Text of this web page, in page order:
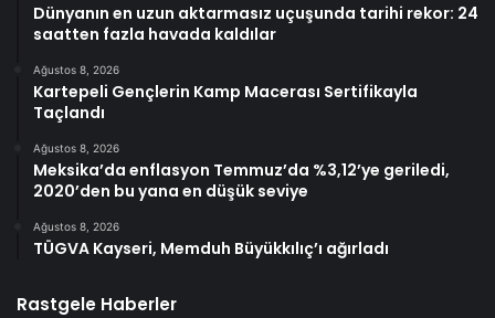
Dünyanın en uzun aktarmasız uçuşunda tarihi rekor: 24
saatten fazla havada kaldılar
Ağustos 8, 2026
Kartepeli Gençlerin Kamp Macerası Sertifikayla
Taçlandı
Ağustos 8, 2026
Meksika’da enflasyon Temmuz’da %3,12’ye geriledi,
2020’den bu yana en düşük seviye
Ağustos 8, 2026
TÜGVA Kayseri, Memduh Büyükkılıç’ı ağırladı
Rastgele Haberler